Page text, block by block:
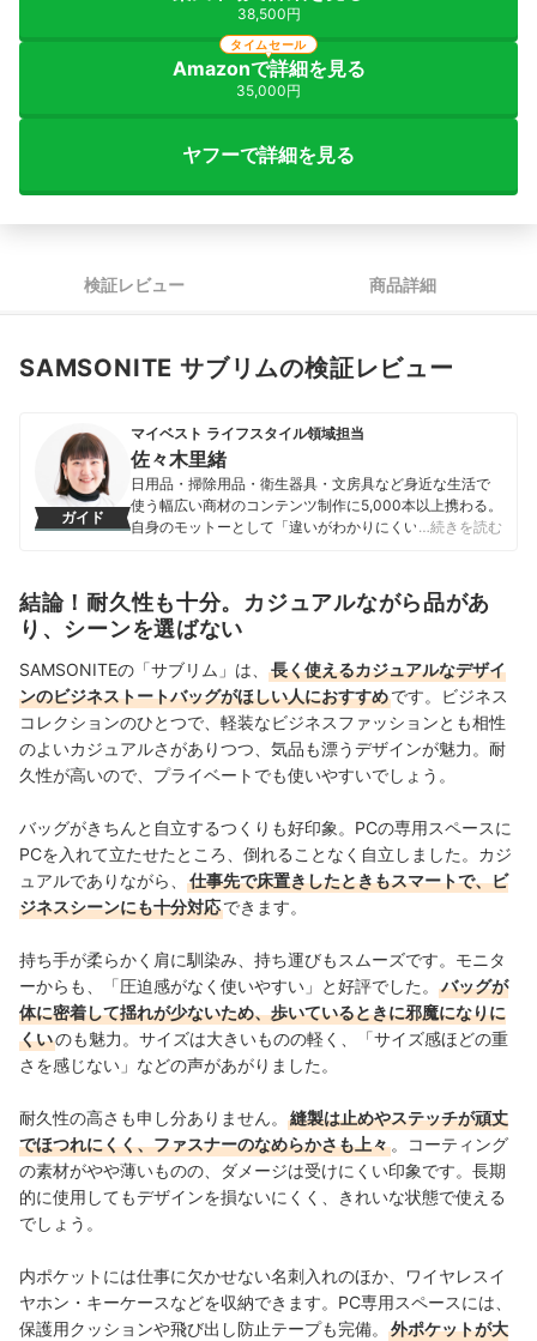
38,500円
Amazonで詳細を見る
35,000円
タイムセール
ヤフーで詳細を見る
検証レビュー 商品詳細
SAMSONITE サブリムの検証レビュー
ガイド
マイベスト ライフスタイル領域担当
佐々木里緒
日用品・掃除用品・衛生器具・文房具など身近な生活で
使う幅広い商材のコンテンツ制作に5,000本以上携わる。
自身のモットーとして「違いがわかりにくい商材だから
佐々木里緒のプロフィール
…続きを読む
結論！耐久性も十分。カジュアルながら品があ
り、シーンを選ばない
SAMSONITEの「サブリム」は、
長く使えるカジュアルなデザイ
ンのビジネストートバッグがほしい人におすすめです。ビジネス
コレクションのひとつで、軽装なビジネスファッションとも相性
のよいカジュアルさがありつつ、気品も漂うデザインが魅力。耐
久性が高いので、 プライベートでも使いやすいでしょう。
バッグがきちんと自立するつくりも好印象。PCの専用スペースに
PCを入れて立たせたところ、倒れることなく自立しました。カジ
ュアルでありながら、
仕事先で床置きしたときもスマートで、ビ
ジネスシーンにも十分対応できます。
持ち手が柔らかく肩に馴染み、持ち運びもスムーズです。モニタ
ーからも、「圧迫感がなく使いやすい」と好評でした。
バッグが
体に密着して揺れが少ないため、歩いているときに邪魔になりに
くいのも魅力。サイズは大きいものの軽く、「サイズ感ほどの重
さを感じない」などの声があがりました。
耐久性の高さも申し分ありません。
縫製は止めやステッチが頑丈
でほつれにくく、ファスナーのなめらかさも上々 。コーティング
の素材がやや薄いものの、ダメージは受けにくい印象です。長期
的に使用してもデザインを損ないにくく、きれいな状態で使える
でしょう。
内ポケットには仕事に欠かせない名刺入れのほか、ワイヤレスイ
ヤホン・キーケースなどを収納できます。PC専用スペースには、
保護用クッションや飛び出し防止テープも完備。
外ポケットが大